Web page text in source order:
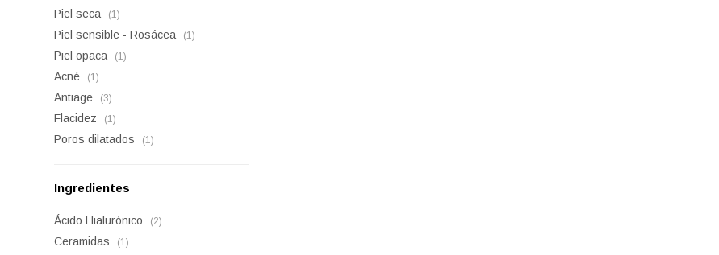
Piel seca (1)
Piel sensible - Rosácea (1)
Piel opaca (1)
Acné (1)
Antiage (3)
Flacidez (1)
Poros dilatados (1)
Ingredientes
Ácido Hialurónico (2)
Ceramidas (1)